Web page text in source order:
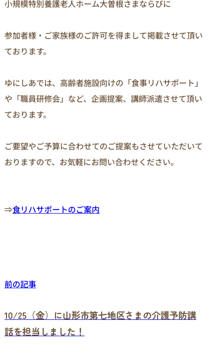
小規模特別養護老人ホーム大曽根さまならびに
参加者様・ご家族様のご許可を得まして掲載させて頂い
ております。
ゆにしあでは、高齢者施設向けの「食事リハサポート」
や「職員研修会」など、企画提案、講師派遣させて頂い
ております。
ご要望やご予算に合わせてのご提案もさせていただいて
おりますので、お気軽にお問い合わせください。
⇒食リハサポートのご案内
前の記事
10/25（金）に山形市第七地区さまの介護予防講
話を担当しました！